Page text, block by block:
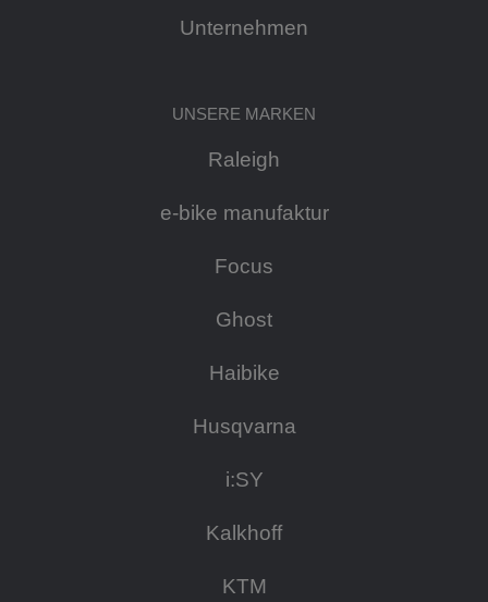
Unternehmen
UNSERE MARKEN
Raleigh
e-bike manufaktur
Focus
Ghost
Haibike
Husqvarna
i:SY
Kalkhoff
KTM